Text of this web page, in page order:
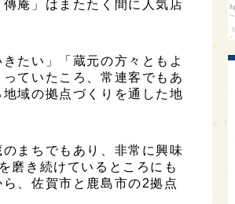
庵」はまたたく間に人気店
たい」「蔵元の方々ともよ
ていたころ、常連客でもあ
域の拠点づくりを通した地
まちでもあり、非常に興味
磨き続けているところにも
、佐賀市と鹿島市の2拠点